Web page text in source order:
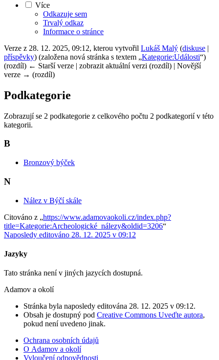
Více
Odkazuje sem
Trvalý odkaz
Informace o stránce
Verze z 28. 12. 2025, 09:12, kterou vytvořil Lukáš Malý (diskuse |
příspěvky) (založena nová stránka s textem „Kategorie:Události“)
(rozdíl) ← Starší verze | zobrazit aktuální verzi (rozdíl) | Novější
verze → (rozdíl)
Podkategorie
Zobrazují se 2 podkategorie z celkového počtu 2 podkategorií v této
kategorii.
B
Bronzový býček
N
Nález v Býčí skále
Citováno z „https://www.adamovaokoli.cz/index.php?
title=Kategorie:Archeologické_nálezy&oldid=3206“
Naposledy editováno 28. 12. 2025 v 09:12
Jazyky
Tato stránka není v jiných jazycích dostupná.
Adamov a okolí
Stránka byla naposledy editována 28. 12. 2025 v 09:12.
Obsah je dostupný pod Creative Commons Uveďte autora,
pokud není uvedeno jinak.
Ochrana osobních údajů
O Adamov a okolí
Vyloučení odpovědnosti